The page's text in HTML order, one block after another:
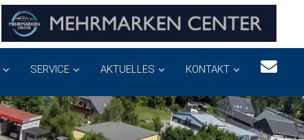
SERVICE AKTUELLES KONTAKT